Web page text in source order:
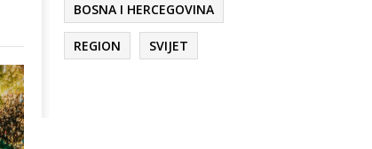
BOSNA I HERCEGOVINA
REGION SVIJET